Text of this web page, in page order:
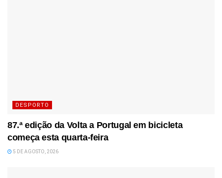
DESPORTO
87.ª edição da Volta a Portugal em bicicleta
começa esta quarta-feira
5 DE AGOSTO, 2026